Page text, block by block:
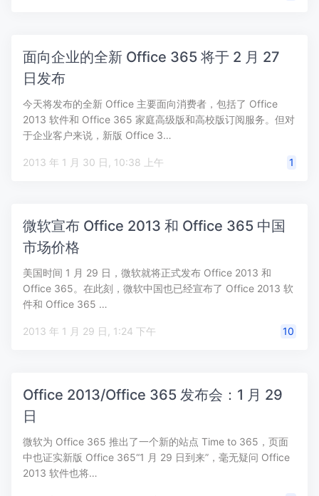
面向企业的全新 Office 365 将于 2 月 27
日发布
今天将发布的全新 Office 主要面向消费者，包括了 Office
2013 软件和 Office 365 家庭高级版和高校版订阅服务。但对
于企业客户来说，新版 Office 3…
2013 年 1 月 30 日, 10:38 上午 1
微软宣布 Office 2013 和 Office 365 中国
市场价格
美国时间 1 月 29 日，微软就将正式发布 Office 2013 和
Office 365。在此刻，微软中国也已经宣布了 Office 2013 软
件和 Office 365 …
2013 年 1 月 29 日, 1:24 下午 10
Office 2013/Office 365 发布会：1 月 29
日
微软为 Office 365 推出了一个新的站点 Time to 365，页面
中也证实新版 Office 365“1 月 29 日到来”，毫无疑问 Office
2013 软件也将…